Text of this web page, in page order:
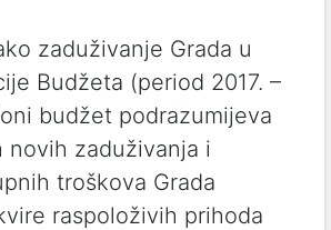
zaduživanje Grada u
Budžeta (period 2017. –
budžet podrazumijeva
novih zaduživanja i
troškova Grada
raspoloživih prihoda